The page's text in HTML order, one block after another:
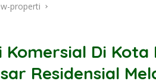
properti
Di
Residensial